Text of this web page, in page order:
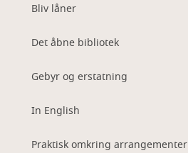
Bliv låner
Det åbne bibliotek
Gebyr og erstatning
In English
Praktisk omkring arrangementer